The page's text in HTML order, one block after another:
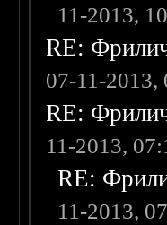
11-2013,
RE:
07-11-2013,
RE:
11-2013,
RE:
11-2013,